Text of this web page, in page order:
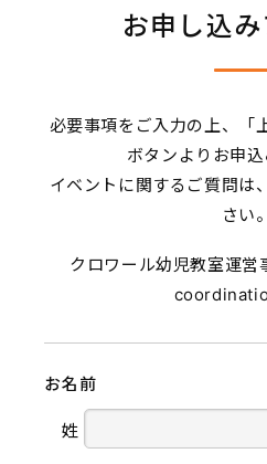
お申し込
必要事項をご入力の上、「
ボタンよりお申込
イベントに関するご質問は
さい。
クロワール幼児教室運
お名前
姓